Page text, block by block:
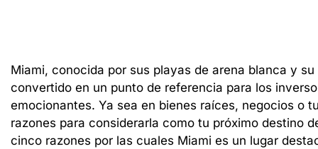
Miami, conocida por sus playas de arena blanca y su
convertido en un punto de referencia para los
emocionantes. Ya sea en bienes raíces, negocios o
razones para considerarla como tu próximo destino
cinco razones por las cuales Miami es un lugar